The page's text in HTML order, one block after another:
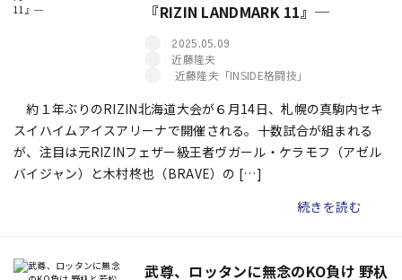
『RIZIN LANDMARK 11』─
2025.05.09
近藤隆夫
近藤隆夫「INSIDE格闘技」
約１年ぶりのRIZIN北海道大会が６月14日、札幌の真駒内セキ
スイハイムアイスアリーナで開催される。十数試合が組まれる
が、注目は元RIZINフェザー級王者ヴガール・ケラモフ（アゼル
バイジャン）と木村柊也（BRAVE）の […]
続きを読む
武尊、ロッタンに無念のKO負け 野杁